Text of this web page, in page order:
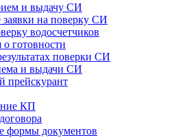
и выдачу СИ
на поверку СИ
водосчетчиков
готовности
поверки СИ
и выдачи СИ
прейскурант
КП
формы документов